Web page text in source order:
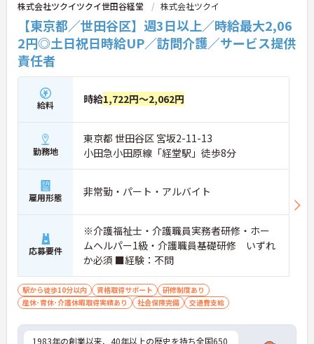
株式会社ツクイツクイ世田谷経堂 株式会社ツクイ
【東京都／世田谷区】週3日以上／時給最大2,06
2円◎土日祝日時給UP／訪問介護／サービス提供
責任者
給料 時給1,722円～2,062円
勤務地
東京都 世田谷区 宮坂2-11-13
小田急小田原線「経堂駅」徒歩8分
雇用形態 非常勤・パート・アルバイト
応募要件
※介護福祉士・介護職員実務者研修・ホー
ムヘルパー1級・介護職員基礎研修 いずれ
か必須 ■経験：不問
駅から徒歩10分以内 資格取得サポート
研修制度あり
産休･育休･介護休暇取得実績あり
社会保険完備 交通費支給
1983年の創業以来、40年以上の歴史を持ち全国650